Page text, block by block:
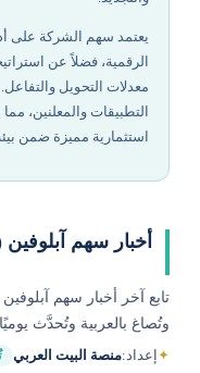
يعتمد سهم الشركة على
الرقمية، فضلاً عن
معدلات التحويل
التطبيقات والمعلنين،
استثمارية مميزة ضمن
أخبار سهم آبلوفين (APP)
تابع آخر أخبار سهم
وتُصاغ بالعربية وتُحدَّث
✦إعداد: منصة البيت العربي